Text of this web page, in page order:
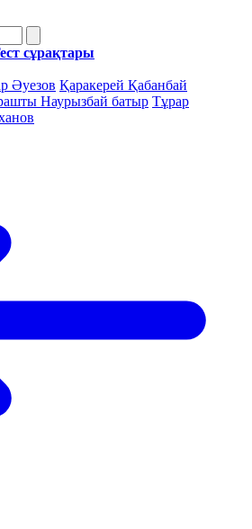
сұрақтары
Әуезов Қаракерей Қабанбай
Наурызбай батыр Тұрар